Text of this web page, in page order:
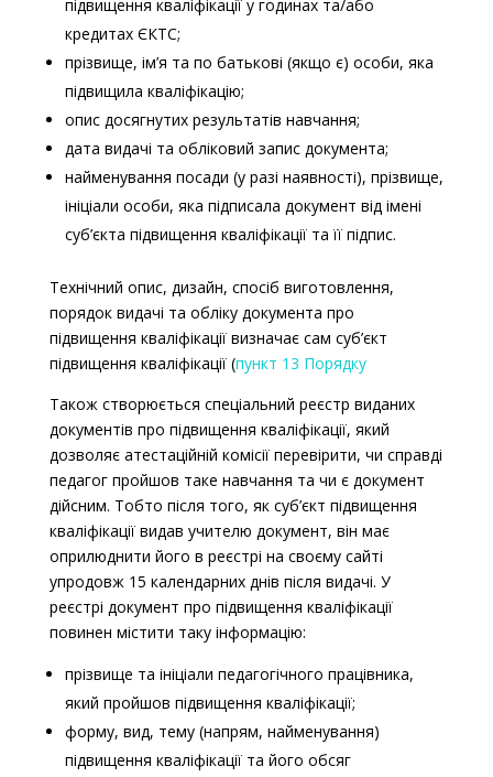
підвищення кваліфікації у годинах та/або
кредитах ЄКТС;
прізвище, ім’я та по батькові (якщо є) особи, яка
підвищила кваліфікацію;
опис досягнутих результатів навчання;
дата видачі та обліковий запис документа;
найменування посади (у разі наявності), прізвище,
ініціали особи, яка підписала документ від імені
суб’єкта підвищення кваліфікації та її підпис.
Технічний опис, дизайн, спосіб виготовлення,
порядок видачі та обліку документа про
підвищення кваліфікації визначає сам суб’єкт
підвищення кваліфікації (пункт 13 Порядку
Також створюється спеціальний реєстр виданих
документів про підвищення кваліфікації, який
дозволяє атестаційній комісії перевірити, чи справді
педагог пройшов таке навчання та чи є документ
дійсним. Тобто після того, як суб’єкт підвищення
кваліфікації видав учителю документ, він має
оприлюднити його в реєстрі на своєму сайті
упродовж 15 календарних днів після видачі. У
реєстрі документ про підвищення кваліфікації
повинен містити таку інформацію:
прізвище та ініціали педагогічного працівника,
який пройшов підвищення кваліфікації;
форму, вид, тему (напрям, найменування)
підвищення кваліфікації та його обсяг